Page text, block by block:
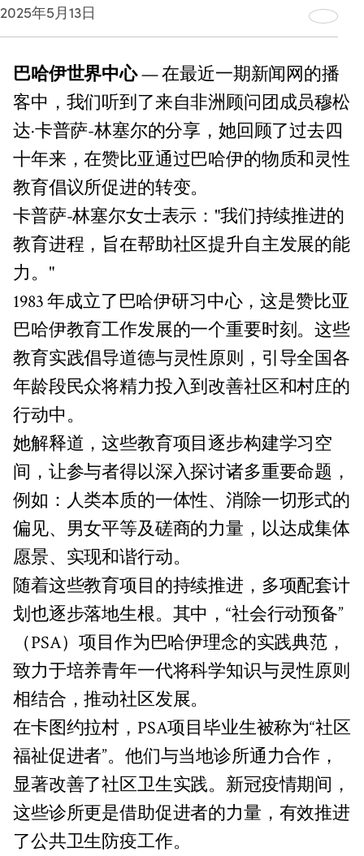
2025年5月13日
巴哈伊世界中心— 在最近一期新闻网的播
客中，我们听到了来自非洲顾问团成员穆松
达·卡普萨-林塞尔的分享，她回顾了过去四
十年来，在赞比亚通过巴哈伊的物质和灵性
教育倡议所促进的转变。
卡普萨-林塞尔女士表示："我们持续推进的
教育进程，旨在帮助社区提升自主发展的能
力。"
1983 年成立了巴哈伊研习中心，这是赞比亚
巴哈伊教育工作发展的一个重要时刻。这些
教育实践倡导道德与灵性原则，引导全国各
年龄段民众将精力投入到改善社区和村庄的
行动中。
她解释道，这些教育项目逐步构建学习空
间，让参与者得以深入探讨诸多重要命题，
例如：人类本质的一体性、消除一切形式的
偏见、男女平等及磋商的力量，以达成集体
愿景、实现和谐行动。
随着这些教育项目的持续推进，多项配套计
划也逐步落地生根。其中，“社会行动预备”
（PSA）项目作为巴哈伊理念的实践典范，
致力于培养青年一代将科学知识与灵性原则
相结合，推动社区发展。
在卡图约拉村，PSA项目毕业生被称为“社区
福祉促进者”。他们与当地诊所通力合作，
显著改善了社区卫生实践。新冠疫情期间，
这些诊所更是借助促进者的力量，有效推进
了公共卫生防疫工作。